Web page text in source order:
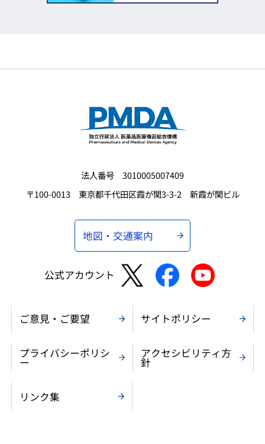
法人番号 3010005007409
〒100-0013 東京都千代田区霞が関3-3-2 新霞が関ビル
地図・交通案内
公式アカウント
ご意見・ご要望 サイトポリシー
プライバシーポリシ
ー
アクセシビリティ方
針
リンク集